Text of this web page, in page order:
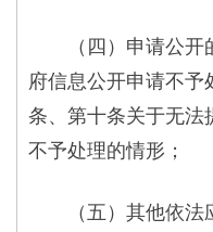
（四）申请公开
府信息公开申请不予
条、第十条关于无法
不予处理的情形；
（五）其他依法